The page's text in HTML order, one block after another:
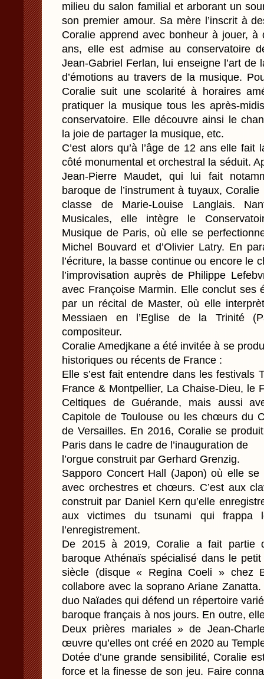
milieu du salon familial et arborant un
son premier amour. Sa mère l’inscrit à
Coralie apprend avec bonheur à jouer, à
ans, elle est admise au conservatoire
Jean-Gabriel Ferlan, lui enseigne l’art de
d’émotions au travers de la musique.
Coralie suit une scolarité à horaires
pratiquer la musique tous les après-
conservatoire. Elle découvre ainsi le
la joie de partager la musique, etc.
C’est alors qu’à l’âge de 12 ans elle fait
côté monumental et orchestral la séduit.
Jean-Pierre Maudet, qui lui fait
baroque de l’instrument à tuyaux,
classe de Marie-Louise Langlais.
Musicales, elle intègre le
Musique de Paris, où elle se
Michel Bouvard et d’Olivier Latry. En
l’écriture, la basse continue ou encore le
l’improvisation auprès de Philippe
avec Françoise Marmin. Elle conclut ses
par un récital de Master, où elle
Messiaen en l’Eglise de la Trinité
compositeur.
Coralie Amedjkane a été invitée à se
historiques ou récents de France :
Elle s’est fait entendre dans les festivals
France & Montpellier, La Chaise-Dieu, le
Celtiques de Guérande, mais aussi
Capitole de Toulouse ou les chœurs du
de Versailles. En 2016, Coralie se
Paris dans le cadre de l’inauguration de
l’orgue construit par Gerhard Grenzig.
Sapporo Concert Hall (Japon) où elle
avec orchestres et chœurs. C’est aux
construit par Daniel Kern qu’elle
aux victimes du tsunami qui frappa
l’enregistrement.
De 2015 à 2019, Coralie a fait partie
baroque Athénaïs spécialisé dans le
siècle (disque « Regina Coeli » chez
collabore avec la soprano Ariane
duo Naïades qui défend un répertoire
baroque français à nos jours. En outre,
Deux prières mariales » de Jean-
œuvre qu’elles ont créé en 2020 au
Dotée d’une grande sensibilité, Coralie
force et la finesse de son jeu. Faire